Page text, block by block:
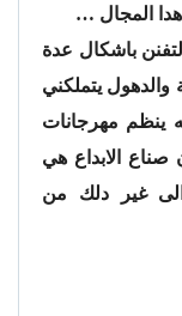
المجال …
باشكال عدة
والدهول يتملكني
ينظم مهرجانات
صناع الابداع هي
الى غير دلك من